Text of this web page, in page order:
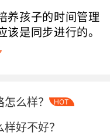
养孩子的时间管理
是同步进行的。
、吃饭、学习、玩
尽早帮助孩子树立
后的学习、生活
，英语vipkid经验
么样？ HOT
好不好？